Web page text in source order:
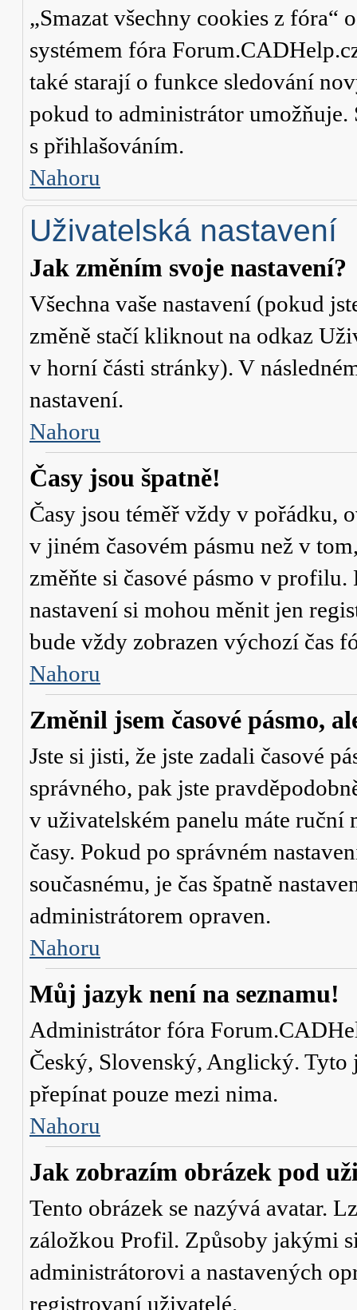
„Smazat všechny cookies z fóra“
systémem fóra
také starají o funkce sledování
pokud to administrátor umožňuje.
s přihlašováním.
Nahoru
Uživatelská nastavení
Jak změním svoje nastavení?
Všechna vaše nastavení (pokud
změně stačí kliknout na odkaz
v horní části stránky). V
nastavení.
Nahoru
Časy jsou špatně!
Časy jsou téměř vždy v pořádku,
v jiném časovém pásmu než v
změňte si časové pásmo v profilu.
nastavení si mohou měnit jen
bude vždy zobrazen výchozí čas
Nahoru
Změnil jsem časové pásmo,
Jste si jisti, že jste zadali časové
správného, pak jste
v uživatelském panelu máte ruční
časy. Pokud po správném
současnému, je čas špatně
administrátorem opraven.
Nahoru
Můj jazyk není na seznamu!
Administrátor fóra
Český, Slovenský, Anglický.
přepínat pouze mezi nima.
Nahoru
Jak zobrazím obrázek pod
Tento obrázek se nazývá avatar.
záložkou Profil. Způsoby jakými
administrátorovi a nastavených
registrovaní uživatelé.